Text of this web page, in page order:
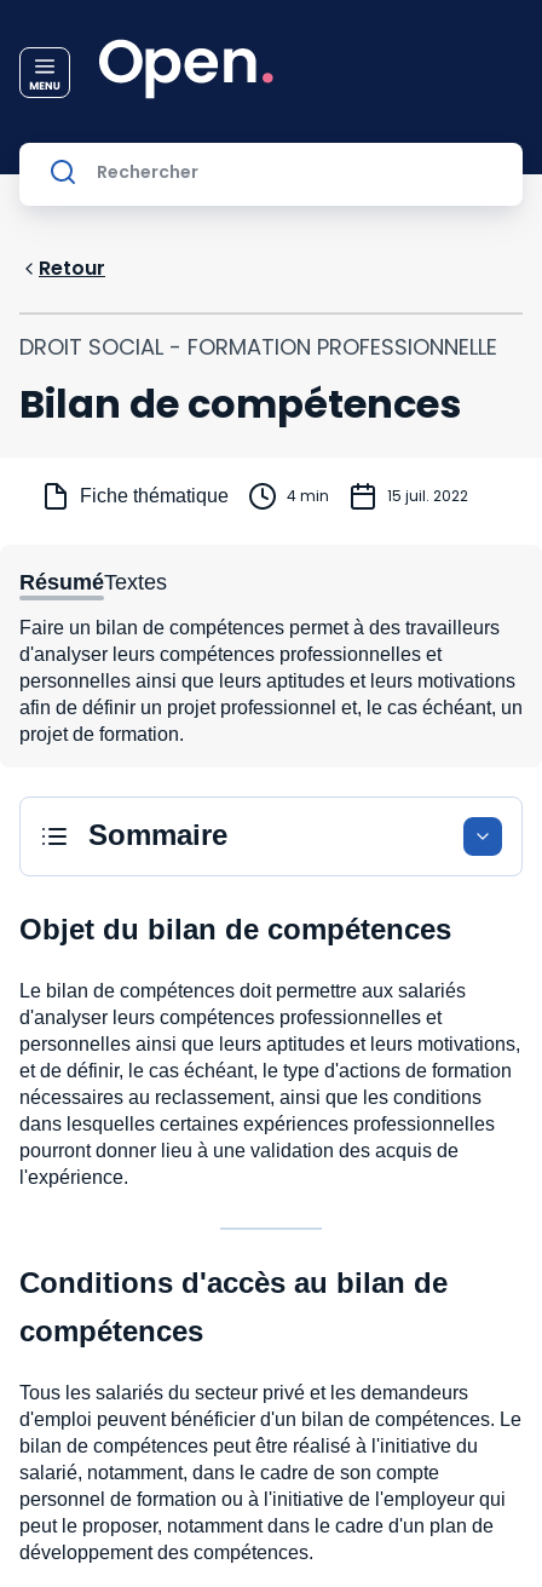
Retour
DROIT SOCIAL - FORMATION PROFESSIONNELLE
Bilan de compétences
Fiche thématique 4 min 15 juil. 2022
RésuméTextes
Faire un bilan de compétences permet à des travailleurs
d'analyser leurs compétences professionnelles et
personnelles ainsi que leurs aptitudes et leurs motivations
afin de définir un projet professionnel et, le cas échéant, un
projet de formation.
Sommaire
Objet du bilan de compétences
Le bilan de compétences doit permettre aux salariés
d'analyser leurs compétences professionnelles et
personnelles ainsi que leurs aptitudes et leurs motivations,
et de définir, le cas échéant, le type d'actions de formation
nécessaires au reclassement, ainsi que les conditions
dans lesquelles certaines expériences professionnelles
pourront donner lieu à une validation des acquis de
l'expérience.
Conditions d'accès au bilan de
compétences
Tous les salariés du secteur privé et les demandeurs
d'emploi peuvent bénéficier d'un bilan de compétences. Le
bilan de compétences peut être réalisé à l'initiative du
salarié, notamment, dans le cadre de son compte
personnel de formation ou à l'initiative de l'employeur qui
peut le proposer, notamment dans le cadre d'un plan de
développement des compétences.